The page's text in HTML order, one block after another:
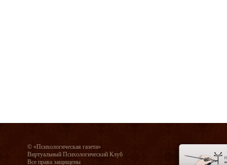
© «Психологическая газета»
Виртуальный Психологический Клуб
Все права защищены